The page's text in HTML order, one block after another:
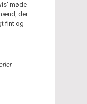
møde
der
fint og